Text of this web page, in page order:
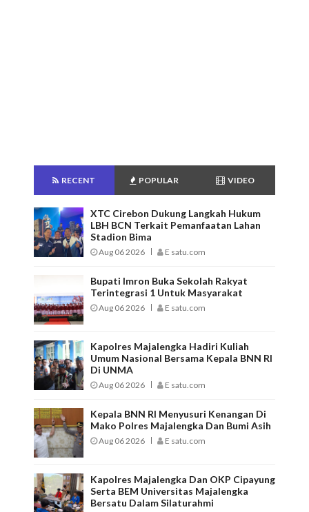
RECENT POPULAR VIDEO
XTC Cirebon Dukung Langkah Hukum
LBH BCN Terkait Pemanfaatan Lahan
Stadion Bima
Aug 06 2026 E satu.com
Bupati Imron Buka Sekolah Rakyat
Terintegrasi 1 Untuk Masyarakat
Aug 06 2026 E satu.com
Kapolres Majalengka Hadiri Kuliah
Umum Nasional Bersama Kepala BNN RI
Di UNMA
Aug 06 2026 E satu.com
Kepala BNN RI Menyusuri Kenangan Di
Mako Polres Majalengka Dan Bumi Asih
Aug 06 2026 E satu.com
Kapolres Majalengka Dan OKP Cipayung
Serta BEM Universitas Majalengka
Bersatu Dalam Silaturahmi